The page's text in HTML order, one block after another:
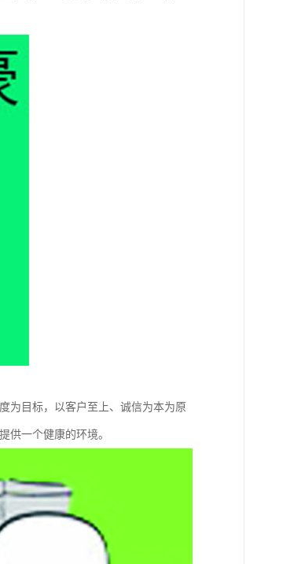
为目标，以客户至上、诚信为本为原
供一个健康的环境。